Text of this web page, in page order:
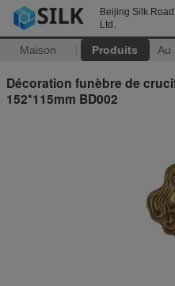
Beijing Silk
Ltd.
Maison Produits Au
Décoration funèbre de
152*115mm BD002